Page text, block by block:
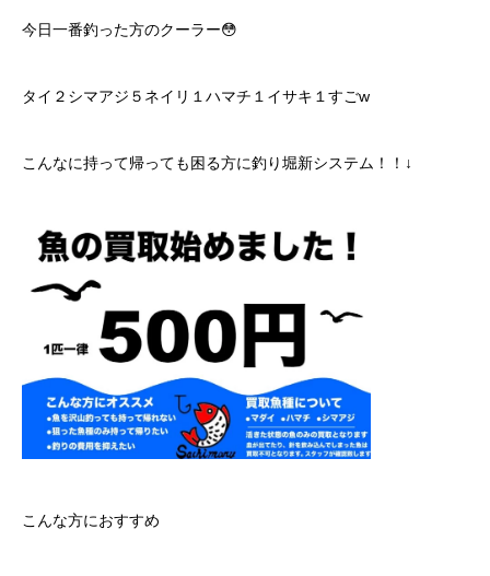
今日一番釣った方のクーラー😳
タイ２シマアジ５ネイリ１ハマチ１イサキ１すごw
こんなに持って帰っても困る方に釣り堀新システム！！↓
こんな方におすすめ